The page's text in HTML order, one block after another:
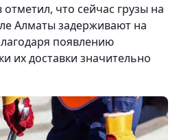
что сейчас грузы на
Алматы задерживают на
появлению
их доставки значительно